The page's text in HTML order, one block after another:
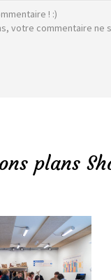
! :)
votre commentaire ne
plans